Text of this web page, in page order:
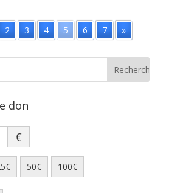
2 3 4 5 6 7 »
don
€
50€ 100€